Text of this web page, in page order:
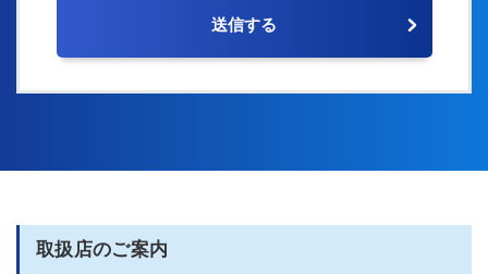
取扱店のご案内